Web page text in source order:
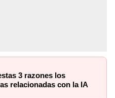
3 razones los
relacionadas con la IA